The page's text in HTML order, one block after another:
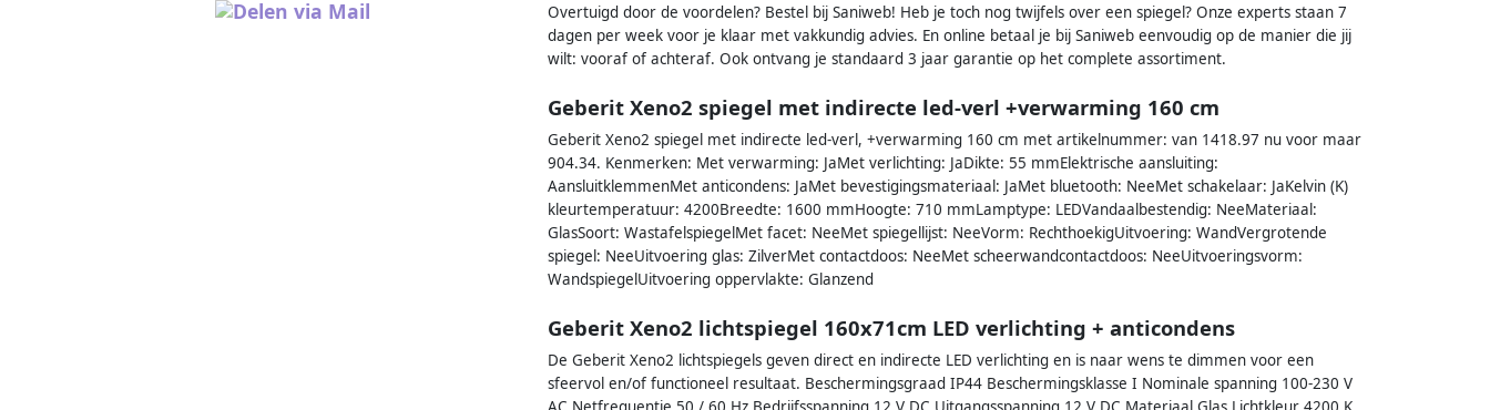
Overtuigd door de voordelen? Bestel bij Saniweb! Heb je toch nog twijfels over een spiegel? Onze experts staan 7
dagen per week voor je klaar met vakkundig advies. En online betaal je bij Saniweb eenvoudig op de manier die jij
wilt: vooraf of achteraf. Ook ontvang je standaard 3 jaar garantie op het complete assortiment.
Geberit Xeno2 spiegel met indirecte led-verl +verwarming 160 cm
Geberit Xeno2 spiegel met indirecte led-verl, +verwarming 160 cm met artikelnummer: van 1418.97 nu voor maar
904.34. Kenmerken: Met verwarming: JaMet verlichting: JaDikte: 55 mmElektrische aansluiting:
AansluitklemmenMet anticondens: JaMet bevestigingsmateriaal: JaMet bluetooth: NeeMet schakelaar: JaKelvin (K)
kleurtemperatuur: 4200Breedte: 1600 mmHoogte: 710 mmLamptype: LEDVandaalbestendig: NeeMateriaal:
GlasSoort: WastafelspiegelMet facet: NeeMet spiegellijst: NeeVorm: RechthoekigUitvoering: WandVergrotende
spiegel: NeeUitvoering glas: ZilverMet contactdoos: NeeMet scheerwandcontactdoos: NeeUitvoeringsvorm:
WandspiegelUitvoering oppervlakte: Glanzend
Geberit Xeno2 lichtspiegel 160x71cm LED verlichting + anticondens
De Geberit Xeno2 lichtspiegels geven direct en indirecte LED verlichting en is naar wens te dimmen voor een
sfeervol en/of functioneel resultaat. Beschermingsgraad IP44 Beschermingsklasse I Nominale spanning 100-230 V